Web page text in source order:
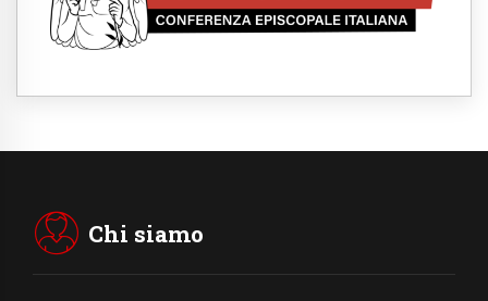
Hiroshima e Nagasaki, 81 anni dopo. Al via
i "dieci giorni di preghiera per la pace"
Chi siamo